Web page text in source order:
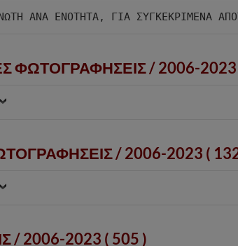
ΦΩΤΟΓΡΑΦΗΣΕΙΣ /2006-2023
/2006-2023 (
2006-2023 ( 505 )